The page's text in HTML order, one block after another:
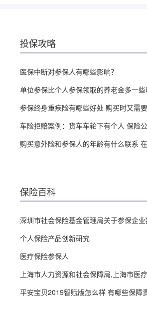
投保攻略
医保中断对参保人有哪些影响？
保险百科
个人保险产品创新研究
医疗保险参保人
平安宝贝2019智赋版怎么样 有哪些保障